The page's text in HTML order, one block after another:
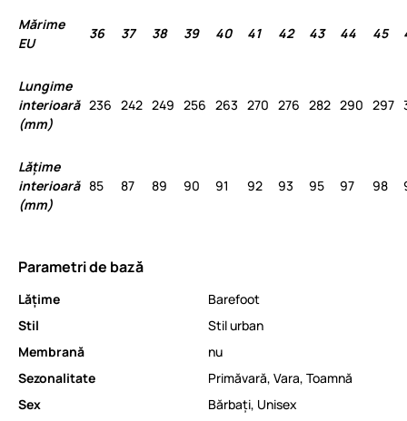
Mărime
EU
36 37 38 39 40 41 42 43 44 45
Lungime
interioară
(mm)
236 242 249 256 263 270 276 282 290 297
Lățime
interioară
(mm)
85 87 89 90 91 92 93 95 97 98
Parametri de bază
Lăţime
Barefoot
Stil
Stil urban
Membrană
nu
Sezonalitate
Primăvară, Vara, Toamnă
Sex
Bărbați, Unisex